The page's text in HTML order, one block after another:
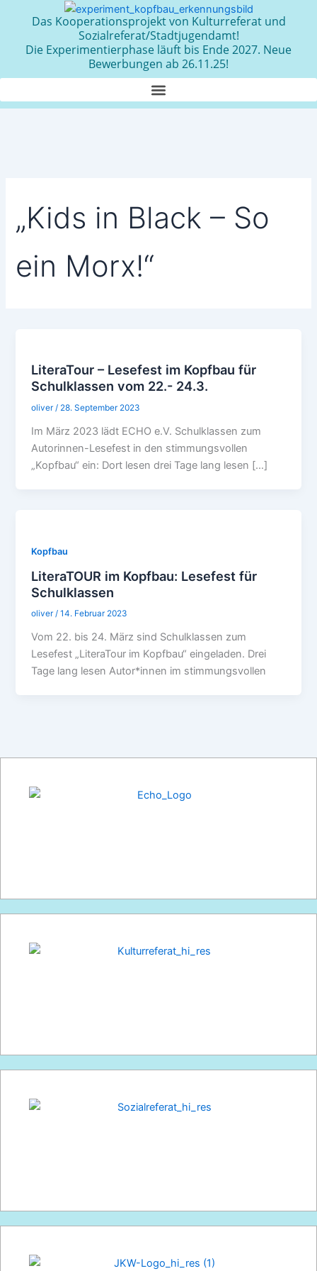
Das Kooperationsprojekt von Kulturreferat und
Sozialreferat/Stadtjugendamt!
Die Experimentierphase läuft bis Ende 2027. Neue
Bewerbungen ab 26.11.25!
„Kids in Black – So
ein Morx!“
LiteraTour – Lesefest im Kopfbau für
Schulklassen vom 22.- 24.3.
oliver/ 28. September 2023
Im März 2023 lädt ECHO e.V. Schulklassen zum
Autorinnen-Lesefest in den stimmungsvollen
„Kopfbau“ ein: Dort lesen drei Tage lang lesen […]
Kopfbau
LiteraTOUR im Kopfbau: Lesefest für
Schulklassen
oliver/14. Februar 2023
Vom 22. bis 24. März sind Schulklassen zum
Lesefest „LiteraTour im Kopfbau“ eingeladen. Drei
Tage lang lesen Autor*innen im stimmungsvollen